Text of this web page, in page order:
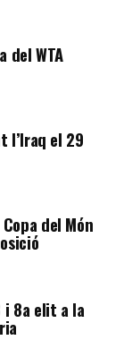
del WTA
l’Iraq el 29
del Món
i 8a elit a la